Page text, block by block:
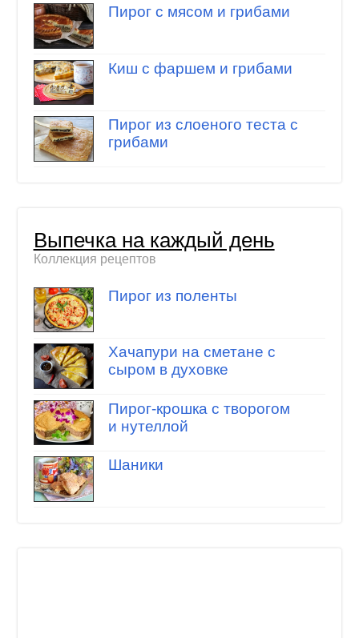
Пирог с мясом и грибами
Киш с фаршем и грибами
Пирог из слоеного теста с
грибами
Выпечка на каждый день
Коллекция рецептов
Пирог из поленты
Хачапури на сметане с
сыром в духовке
Пирог-крошка с творогом
и нутеллой
Шаники